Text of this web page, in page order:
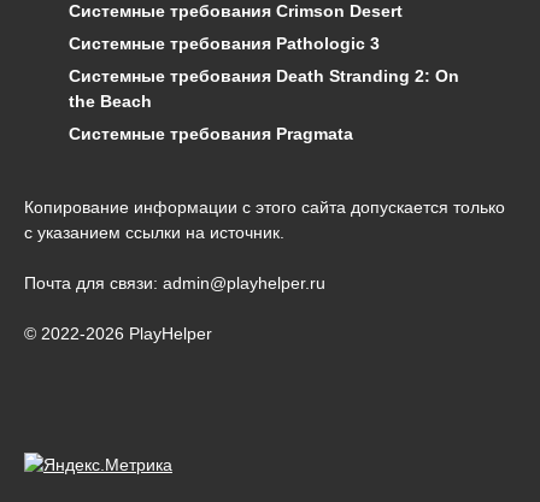
Системные требования Crimson Desert
Системные требования Pathologic 3
Системные требования Death Stranding 2: On
the Beach
Системные требования Pragmata
Копирование информации с этого сайта допускается только
с указанием ссылки на источник.
Почта для связи: admin@playhelper.ru
© 2022-2026 PlayHelper